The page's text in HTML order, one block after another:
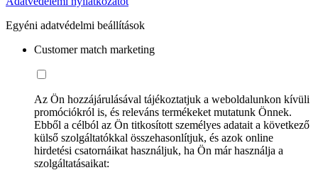
Egyéni adatvédelmi beállítások
Customer match marketing
Az Ön hozzájárulásával tájékoztatjuk a weboldalunkon kívüli
promóciókról is, és releváns termékeket mutatunk Önnek.
Ebből a célból az Ön titkosított személyes adatait a következő
külső szolgáltatókkal összehasonlítjuk, és azok online
hirdetési csatornáikat használjuk, ha Ön már használja a
szolgáltatásaikat: